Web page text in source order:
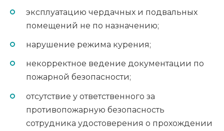
эксплуатацию чердачных и подвальных
помещений не по назначению;
нарушение режима курения;
некорректное ведение документации по
пожарной безопасности;
отсутствие у ответственного за
противопожарную безопасность
сотрудника удостоверения о прохождении